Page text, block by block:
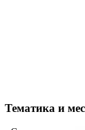
Тематика и